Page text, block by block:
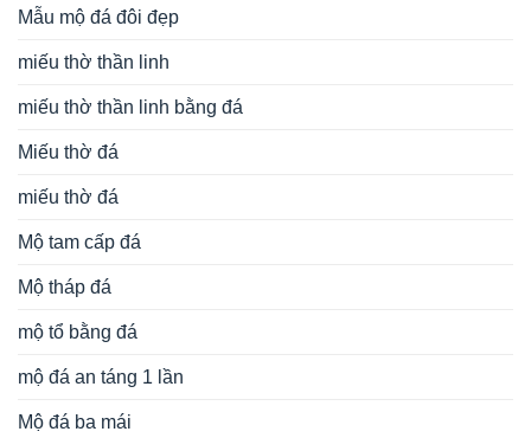
Mẫu mộ đá đôi đẹp
miếu thờ thần linh
miếu thờ thần linh bằng đá
Miếu thờ đá
miếu thờ đá
Mộ tam cấp đá
Mộ tháp đá
mộ tổ bằng đá
mộ đá an táng 1 lần
Mộ đá ba mái